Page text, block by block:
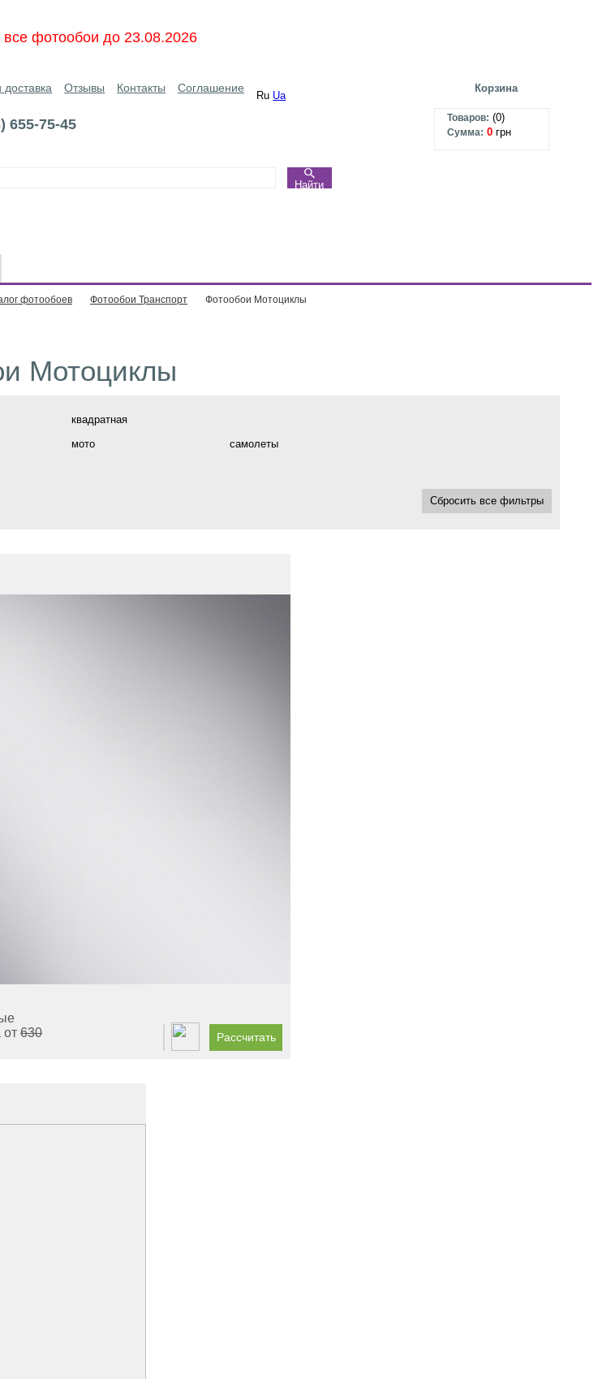
все фотообои до 23.08.2026
Отзывы Контакты Соглашение
Ru Ua
655-75-45
Найти
Корзина
Товаров: (0)
Сумма: 0 грн
фотообоев Фотообои Транспорт Фотообои Мотоциклы
Мотоциклы
квадратная
мото самолеты
Сбросить все фильтры
630
Рассчитать